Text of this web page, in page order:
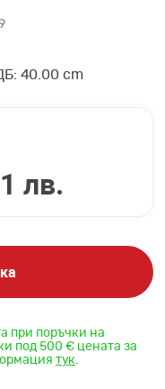
40.00 cm
лв.
при поръчки на
под 500 € цената за
тук.